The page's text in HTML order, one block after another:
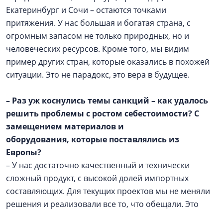
Екатеринбург и Сочи – остаются точками
притяжения. У нас большая и богатая страна, с
огромным запасом не только природных, но и
человеческих ресурсов. Кроме того, мы видим
пример других стран, которые оказались в похожей
ситуации. Это не парадокс, это вера в будущее.
– Раз уж коснулись темы санкций – как удалось
решить проблемы с ростом себестоимости? С
замещением материалов и
оборудования, которые поставлялись из
Европы?
– У нас достаточно качественный и технически
сложный продукт, с высокой долей импортных
составляющих. Для текущих проектов мы не меняли
решения и реализовали все то, что обещали. Это